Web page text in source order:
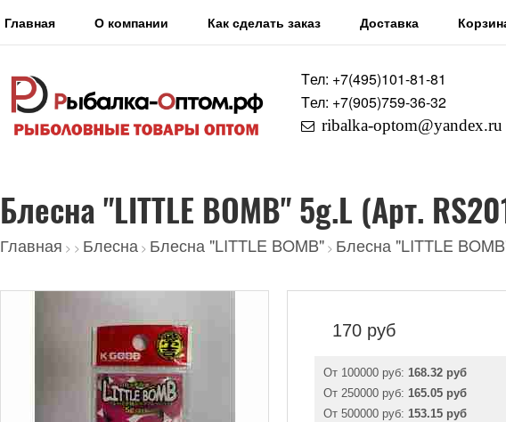
Главная О компании Как сделать заказ Доставка
Tел: +7(495)101-81-81
Tел: +7(905)759-36-32
ribalka-optom@yandex.ru
Блесна "LITTLE BOMB" 5g.L (Арт.
Главная > > Блесна > Блесна "LITTLE BOMB" > Блесна "LITTLE
170 руб
От 100000 руб: 168.32 руб
От 250000 руб: 165.05 руб
От 500000 руб: 153.15 руб